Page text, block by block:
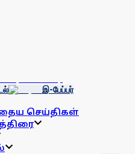
இ-பேப்பர்
செய்திகள்